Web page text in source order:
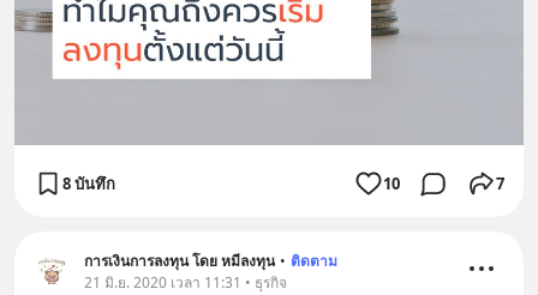
8 บันทึก 10 7
การเงินการลงทุน โดย หมีลงทุน • ติดตาม
21 มิ.ย. 2020 เวลา 11:31 • ธุรกิจ